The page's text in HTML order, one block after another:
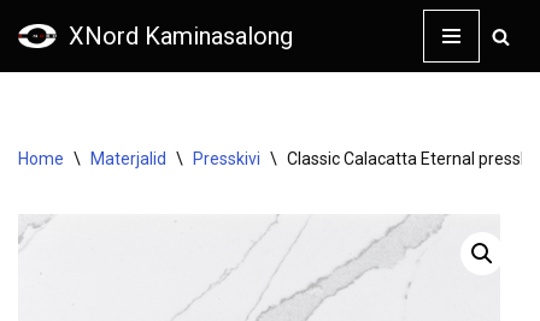
XNord Kaminasalong
Home \ Materjalid \ Presskivi \ Classic Calacatta Eternal